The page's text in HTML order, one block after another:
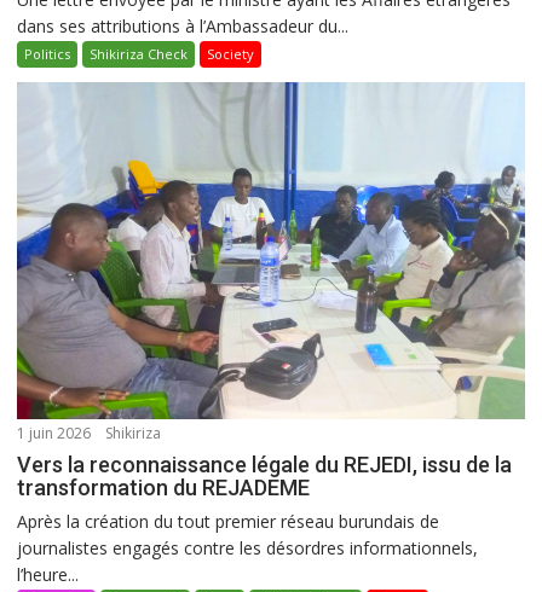
dans ses attributions à l’Ambassadeur du...
Politics Shikiriza Check Society
1 juin 2026 Shikiriza
Vers la reconnaissance légale du REJEDI, issu de la
transformation du REJADEME
Après la création du tout premier réseau burundais de
journalistes engagés contre les désordres informationnels,
l’heure...